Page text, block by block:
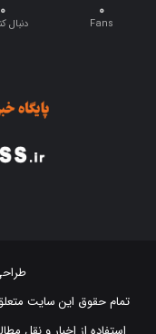
۰
Fans
۰
دنبال
تمام حقوق این سایت